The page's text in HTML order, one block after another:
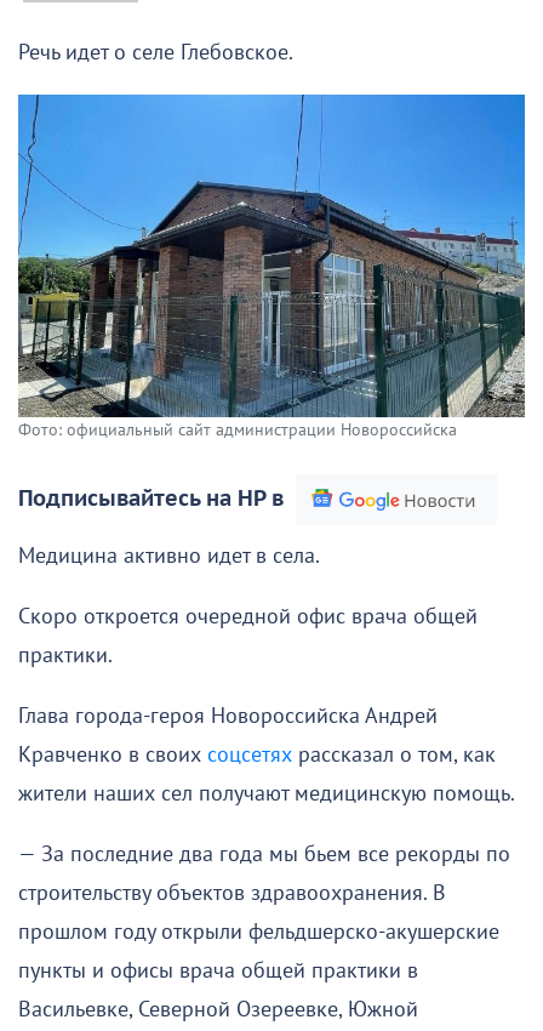
Речь идет о селе Глебовское.
Фото: официальный сайт администрации Новороссийска
Подписывайтесь на НР в
Медицина активно идет в села.
Скоро откроется очередной офис врача общей
практики.
Глава города-героя Новороссийска Андрей
Кравченко в своих соцсетях рассказал о том, как
жители наших сел получают медицинскую помощь.
— За последние два года мы бьем все рекорды по
строительству объектов здравоохранения. В
прошлом году открыли фельдшерско-акушерские
пункты и офисы врача общей практики в
Васильевке, Северной Озереевке, Южной